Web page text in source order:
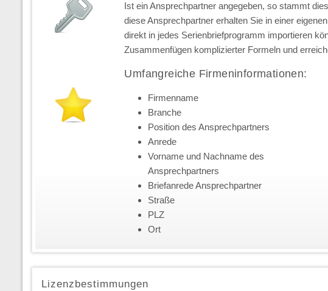
Ist ein Ansprechpartner angegeben, so stammt
diese Ansprechpartner erhalten Sie in einer
direkt in jedes Serienbriefprogramm importieren
Zusammenfügen komplizierter Formeln und
Umfangreiche Firmeninformationen:
Firmenname
Branche
Position des Ansprechpartners
Anrede
Vorname und Nachname des
Ansprechpartners
Briefanrede Ansprechpartner
Straße
PLZ
Ort
Lizenzbestimmungen